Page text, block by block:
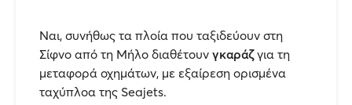
Ναι, συνήθως τα πλοία που ταξιδεύουν στη
Σίφνο από τη Μήλο διαθέτουν γκαράζγια τη
μεταφορά οχημάτων, με εξαίρεση ορισμένα
ταχύπλοα της Seajets.